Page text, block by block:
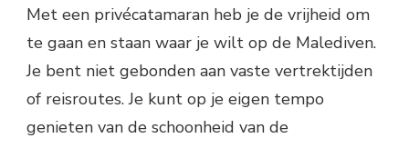
Met een privécatamaran heb je de vrijheid om
te gaan en staan waar je wilt op de Malediven.
Je bent niet gebonden aan vaste vertrektijden
of reisroutes. Je kunt op je eigen tempo
genieten van de schoonheid van de